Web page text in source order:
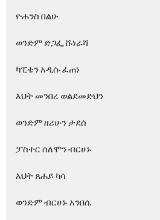
ዮሐንስ በልሁ
ወንድም ድጋፌ ሹነራሻ
ካፒቴን አዲሱ ፈጠነ
እህት መንበረ ወልደመድህን
ወንድም ዘሪሁን ታደሰ
ፓስተር ሰለሞን ብርሀኑ
እህት ጸሐይ ካሳ
ወንድም ብርሀኑ አንበሴ